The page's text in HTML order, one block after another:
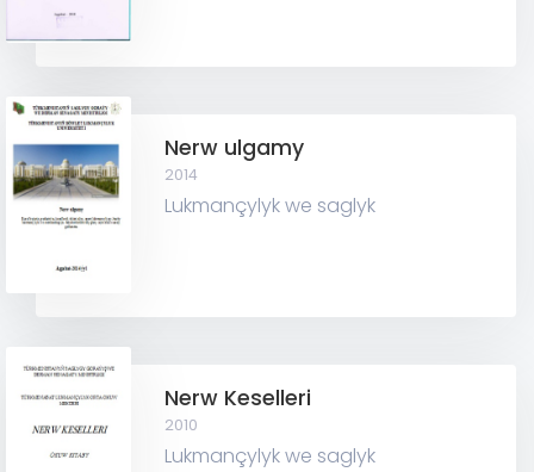
Nerw ulgamy
2014
Lukmançylyk we saglyk
Nerw Keselleri
2010
Lukmançylyk we saglyk